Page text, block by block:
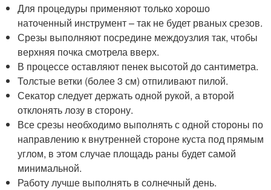
Для процедуры применяют только хорошо
наточенный инструмент – так не будет рваных срезов.
Срезы выполняют посредине междоузлия так, чтобы
верхняя почка смотрела вверх.
В процессе оставляют пенек высотой до сантиметра.
Толстые ветки (более 3 см) отпиливают пилой.
Секатор следует держать одной рукой, а второй
отклонять лозу в сторону.
Все срезы необходимо выполнять с одной стороны по
направлению к внутренней стороне куста под прямым
углом, в этом случае площадь раны будет самой
минимальной.
Работу лучше выполнять в солнечный день.